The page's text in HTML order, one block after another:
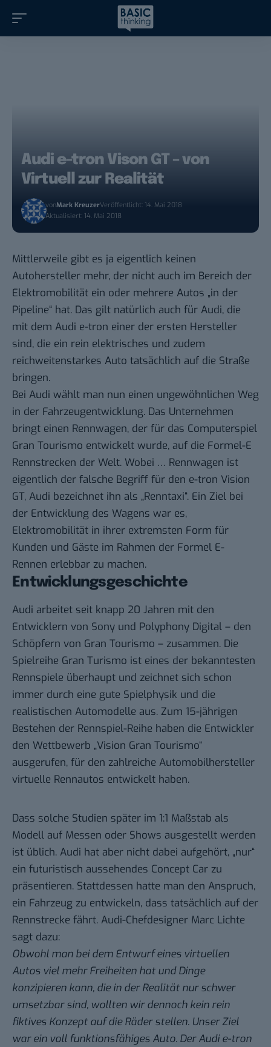
Audi e-tron Vison GT – von
Virtuell zur Realität
vonMark KreuzerVeröffentlicht: 14. Mai 2018
Aktualisiert: 14. Mai 2018
Mittlerweile gibt es ja eigentlich keinen
Autohersteller mehr, der nicht auch im Bereich der
Elektromobilität ein oder mehrere Autos „in der
Pipeline“ hat. Das gilt natürlich auch für Audi, die
mit dem Audi e-tron einer der ersten Hersteller
sind, die ein rein elektrisches und zudem
reichweitenstarkes Auto tatsächlich auf die Straße
bringen.
Bei Audi wählt man nun einen ungewöhnlichen Weg
in der Fahrzeugentwicklung. Das Unternehmen
bringt einen Rennwagen, der für das Computerspiel
Gran Tourismo entwickelt wurde, auf die Formel-E
Rennstrecken der Welt. Wobei … Rennwagen ist
eigentlich der falsche Begriff für den e-tron Vision
GT, Audi bezeichnet ihn als „Renntaxi“. Ein Ziel bei
der Entwicklung des Wagens war es,
Elektromobilität in ihrer extremsten Form für
Kunden und Gäste im Rahmen der Formel E-
Rennen erlebbar zu machen.
Entwicklungsgeschichte
Audi arbeitet seit knapp 20 Jahren mit den
Entwicklern von Sony und Polyphony Digital – den
Schöpfern von Gran Tourismo – zusammen. Die
Spielreihe Gran Turismo ist eines der bekanntesten
Rennspiele überhaupt und zeichnet sich schon
immer durch eine gute Spielphysik und die
realistischen Automodelle aus. Zum 15-jährigen
Bestehen der Rennspiel-Reihe haben die Entwickler
den Wettbewerb „Vision Gran Tourismo“
ausgerufen, für den zahlreiche Automobilhersteller
virtuelle Rennautos entwickelt haben.
Dass solche Studien später im 1:1 Maßstab als
Modell auf Messen oder Shows ausgestellt werden
ist üblich. Audi hat aber nicht dabei aufgehört, „nur“
ein futuristisch aussehendes Concept Car zu
präsentieren. Stattdessen hatte man den Anspruch,
ein Fahrzeug zu entwickeln, dass tatsächlich auf der
Rennstrecke fährt. Audi-Chefdesigner Marc Lichte
sagt dazu:
Obwohl man bei dem Entwurf eines virtuellen
Autos viel mehr Freiheiten hat und Dinge
konzipieren kann, die in der Realität nur schwer
umsetzbar sind, wollten wir dennoch kein rein
fiktives Konzept auf die Räder stellen. Unser Ziel
war ein voll funktionsfähiges Auto. Der Audi e-tron